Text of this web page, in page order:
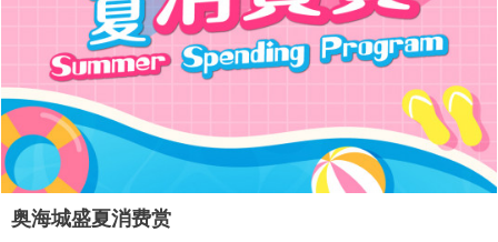
奥海城盛夏消费赏